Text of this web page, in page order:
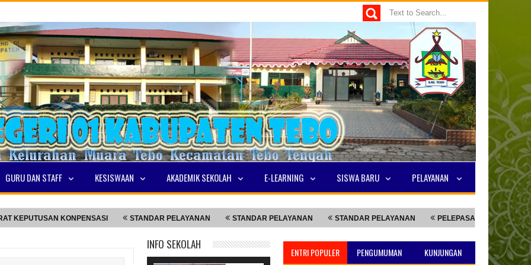
GURU DAN STAFF KESISWAAN AKADEMIK SEKOLAH E-LEARNING SISWA BARU PELAYANAN
KONPENSASI STANDAR PELAYANAN STANDAR PELAYANAN STANDAR PELAYANAN PELEPASAN SISWA KELAS 9
ENTRI POPULER PENGUMUMAN KUNJUNGAN
INFO SEKOLAH